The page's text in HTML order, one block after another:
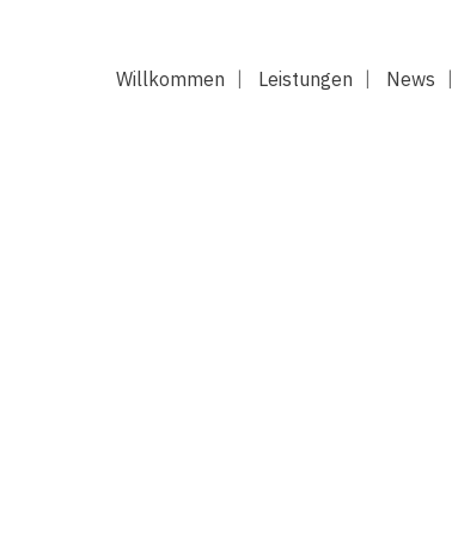
Willkommen Leistungen News